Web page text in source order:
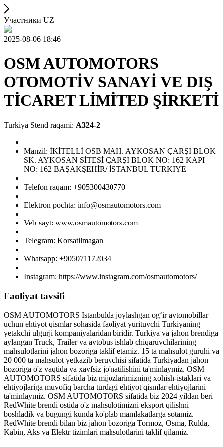
Участники UZ
2025-08-06 18:46
OSM AUTOMOTORS
OTOMOTİV SANAYİ VE DIŞ
TİCARET LİMİTED ŞİRKETİ
Turkiya Stend raqami: A324-2
Manzil: İKİTELLİ OSB MAH. AYKOSAN ÇARŞI BLOK
SK. AYKOSAN SİTESİ ÇARŞI BLOK NO: 162 KAPI
NO: 162 BAŞAKŞEHİR/ İSTANBUL TURKIYE
Telefon raqam: +905300430770
Elektron pochta: info@osmautomotors.com
Veb-sayt: www.osmautomotors.com
Telegram: Korsatilmagan
Whatsapp: +905071172034
Instagram: https://www.instagram.com/osmautomotors/
Faoliyat tavsifi
OSM AUTOMOTORS Istanbulda joylashgan ogʻir avtomobillar
uchun ehtiyot qismlar sohasida faoliyat yurituvchi Turkiyaning
yetakchi ulgurji kompaniyalaridan biridir. Turkiya va jahon brendiga
aylangan Truck, Trailer va avtobus ishlab chiqaruvchilarining
mahsulotlarini jahon bozoriga taklif etamiz. 15 ta mahsulot guruhi va
20 000 ta mahsulot yetkazib beruvchisi sifatida Turkiyadan jahon
bozoriga o'z vaqtida va xavfsiz jo'natilishini ta'minlaymiz. OSM
AUTOMOTORS sifatida biz mijozlarimizning xohish-istaklari va
ehtiyojlariga muvofiq barcha turdagi ehtiyot qismlar ehtiyojlarini
ta'minlaymiz. OSM AUTOMOTORS sifatida biz 2024 yildan beri
RedWhite brendi ostida o'z mahsulotimizni eksport qilishni
boshladik va bugungi kunda ko'plab mamlakatlarga sotamiz.
RedWhite brendi bilan biz jahon bozoriga Tormoz, Osma, Rulda,
Kabin, Aks va Elektr tizimlari mahsulotlarini taklif qilamiz.